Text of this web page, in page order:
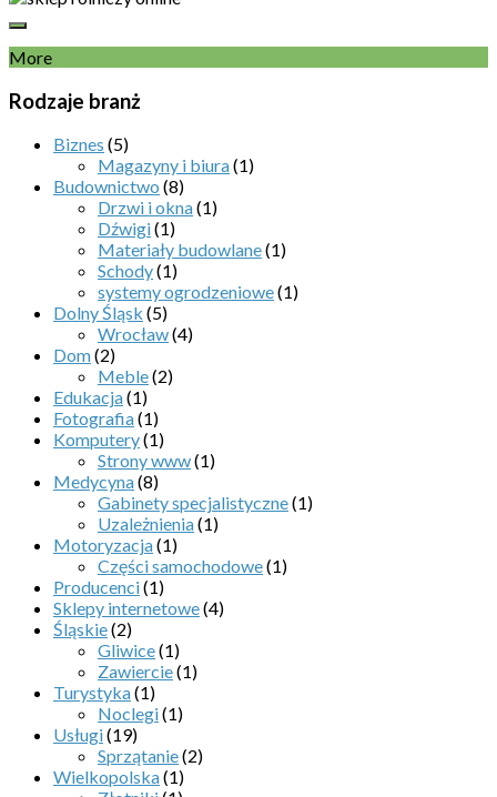
More
Rodzaje branż
Biznes (5)
Magazyny i biura(1)
Budownictwo (8)
Drzwi i okna(1)
Dźwigi(1)
Materiały budowlane(1)
Schody(1)
systemy ogrodzeniowe(1)
Dolny Śląsk (5)
Wrocław(4)
Dom(2)
Meble(2)
Edukacja(1)
Fotografia(1)
Komputery(1)
Strony www(1)
Medycyna(8)
Gabinety specjalistyczne(1)
Uzależnienia(1)
Motoryzacja(1)
Części samochodowe(1)
Producenci(1)
Sklepy internetowe(4)
Śląskie(2)
Gliwice(1)
Zawiercie(1)
Turystyka(1)
Noclegi(1)
Usługi(19)
Sprzątanie(2)
Wielkopolska(1)